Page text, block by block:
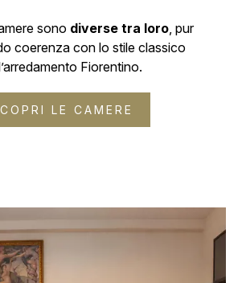
sono diverse tra loro, pur
coerenza con lo stile classico
Fiorentino.
LE CAMERE